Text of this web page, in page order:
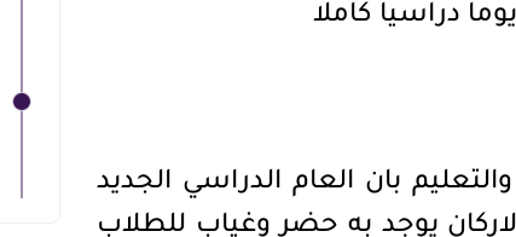
بان العام الدراسي الجديد
يوجد به حضر وغياب للطلاب